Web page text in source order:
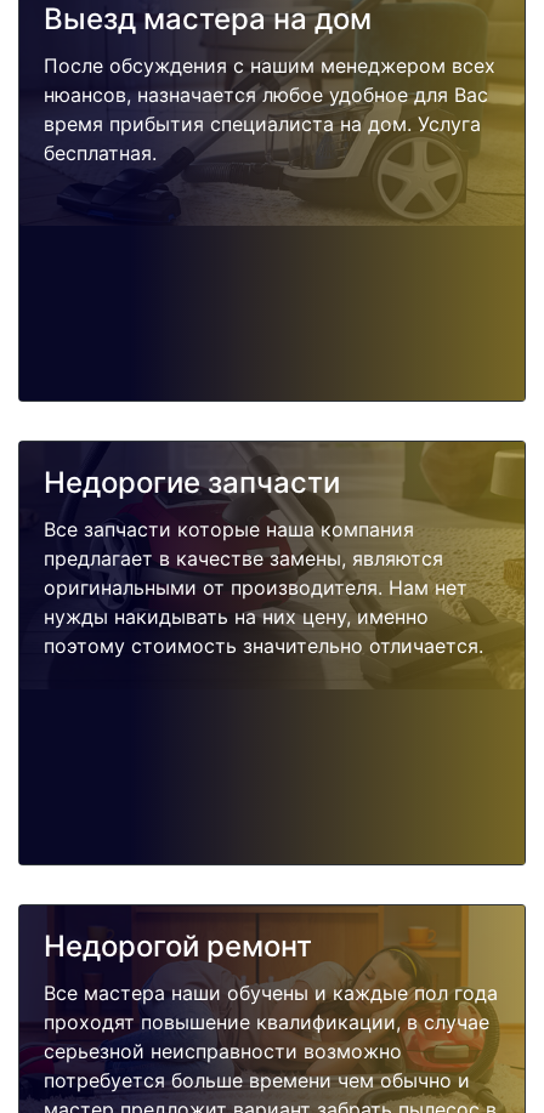
Выезд мастера на дом
После обсуждения с нашим менеджером всех
нюансов, назначается любое удобное для Вас
время прибытия специалиста на дом. Услуга
бесплатная.
Недорогие запчасти
Все запчасти которые наша компания
предлагает в качестве замены, являются
оригинальными от производителя. Нам нет
нужды накидывать на них цену, именно
поэтому стоимость значительно отличается.
Недорогой ремонт
Все мастера наши обучены и каждые пол года
проходят повышение квалификации, в случае
серьезной неисправности возможно
потребуется больше времени чем обычно и